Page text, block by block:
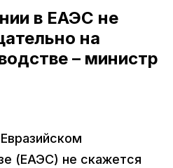
в ЕАЭС не
на
– министр
(ЕАЭС) не скажется